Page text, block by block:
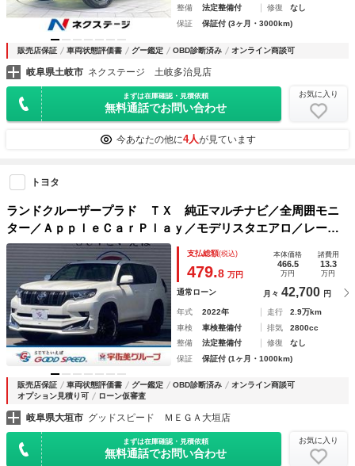
整備
法定整備付 修復
なし
保証
保証付 (3ヶ月・3000km)
販売店保証 車両状態評価書 グー鑑定 OBD診断済み オンライン商談可
岐阜県土岐市 ネクステージ 土岐多治見店
まずは在庫確認・見積依頼
無料通話でお問い合わせ
お気に入り
今あなたの他に4人が見ています
トヨタ
ランドクルーザープラド ＴＸ 純正マルチナビ／全周囲モニ
ター／ＡｐｐｌｅＣａｒＰｌａｙ／モデリスタエアロ／レーダ
ークルーズコントロール／レーンキープ／ＥＴＣ／ドライブレ
コーダー／ＬＥＤヘッドライト／センターデフロック
支払総額(税込)
479.8 万円
本体価格
466.5
万円
諸費用
13.3
万円
通常ローン 月々 42,700 円
年式 2022年 走行
2.9万km
車検
車検整備付 排気
2800cc
整備
法定整備付 修復
なし
保証
保証付 (1ヶ月・1000km)
販売店保証 車両状態評価書 グー鑑定 OBD診断済み
オンライン商談可
オプション見積り可
ローン仮審査
岐阜県大垣市 グッドスピード ＭＥＧＡ大垣店
まずは在庫確認・見積依頼
無料通話でお問い合わせ
お気に入り